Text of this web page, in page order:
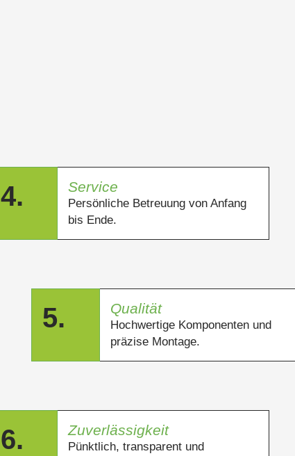
4. Service
Persönliche Betreuung von Anfang
bis Ende.
5. Qualität
Hochwertige Komponenten und
präzise Montage.
6. Zuverlässigkeit
Pünktlich, transparent und